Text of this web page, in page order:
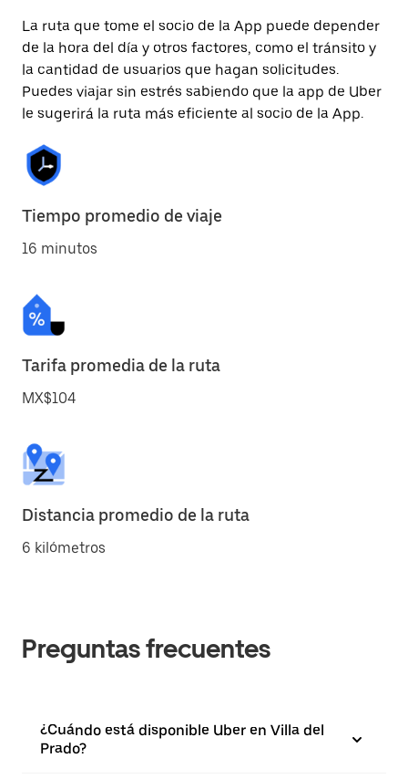
La ruta que tome el socio de la App puede depender
de la hora del día y otros factores, como el tránsito y
la cantidad de usuarios que hagan solicitudes.
Puedes viajar sin estrés sabiendo que la app de Uber
le sugerirá la ruta más eficiente al socio de la App.
Tiempo promedio de viaje
16 minutos
Tarifa promedia de la ruta
MX$104
Distancia promedio de la ruta
6 kilómetros
Preguntas frecuentes
¿Cuándo está disponible Uber en Villa del
Prado?